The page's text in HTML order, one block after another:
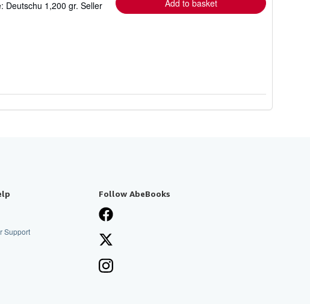
Deutschu 1,200 gr. Seller
Add to basket
Support
Follow AbeBooks